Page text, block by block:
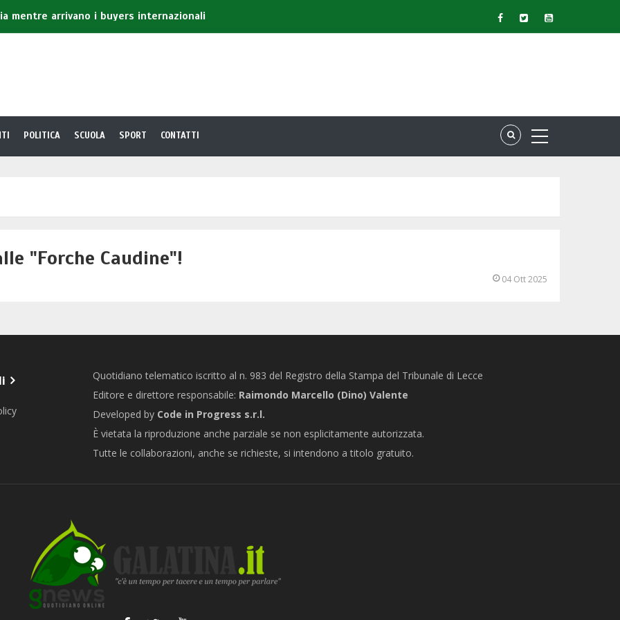
mentre arrivano i buyers internazionali
le scelte della Pro Loco per valorizzare Galatina
in un Centro di prima accoglienza 14enne residente a
POLITICA SCUOLA SPORT CONTATTI
"Forche Caudine"!
04 Ott 2025
Quotidiano telematico iscritto al n. 983 del Registro della Stampa del Tribunale di Lecce
Editore e direttore responsabile: Raimondo Marcello (Dino) Valente
Developed by Code in Progress s.r.l.
È vietata la riproduzione anche parziale se non esplicitamente autorizzata.
Tutte le collaborazioni, anche se richieste, si intendono a titolo gratuito.